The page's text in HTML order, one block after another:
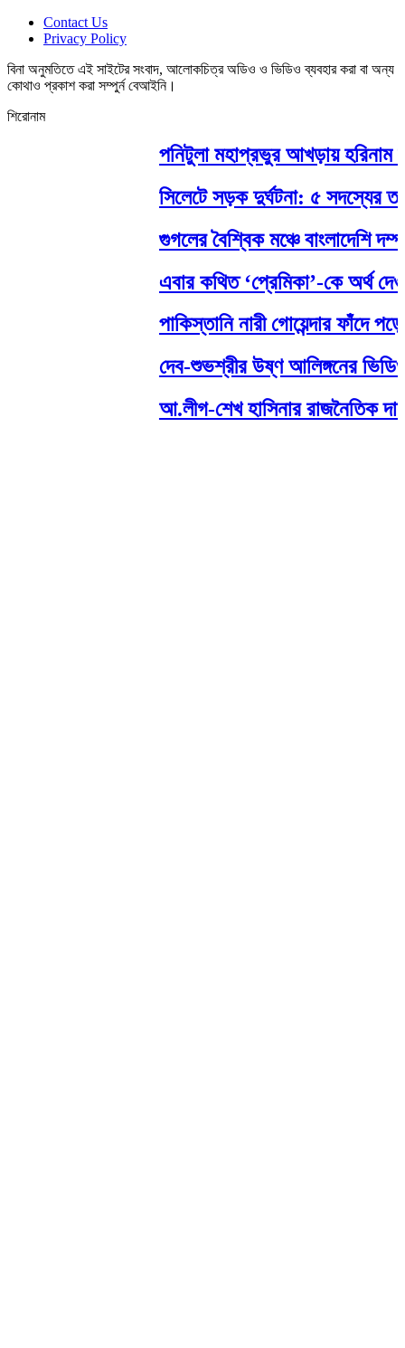
Contact Us
Privacy Policy
বিনা অনুমতিতে এই সাইটের সংবাদ, আলোকচিত্র অডিও ও ভিডিও ব্যবহার করা বা অন্য
কোথাও প্রকাশ করা সম্পুর্ন বেআইনি।
শিরোনাম
পনিটুলা মহাপ্রভুর আখড়ায় হরিনাম
সিলেটে সড়ক দুর্ঘটনা: ৫ সদস্যের
গুগলের বৈশ্বিক মঞ্চে বাংলাদেশি দম্পতি
এবার কথিত ‘প্রেমিকা’-কে অর্থ
পাকিস্তানি নারী গোয়েন্দার ফাঁদে
দেব-শুভশ্রীর উষ্ণ আলিঙ্গনের ভিডিও
আ.লীগ-শেখ হাসিনার রাজনৈতিক দাফন